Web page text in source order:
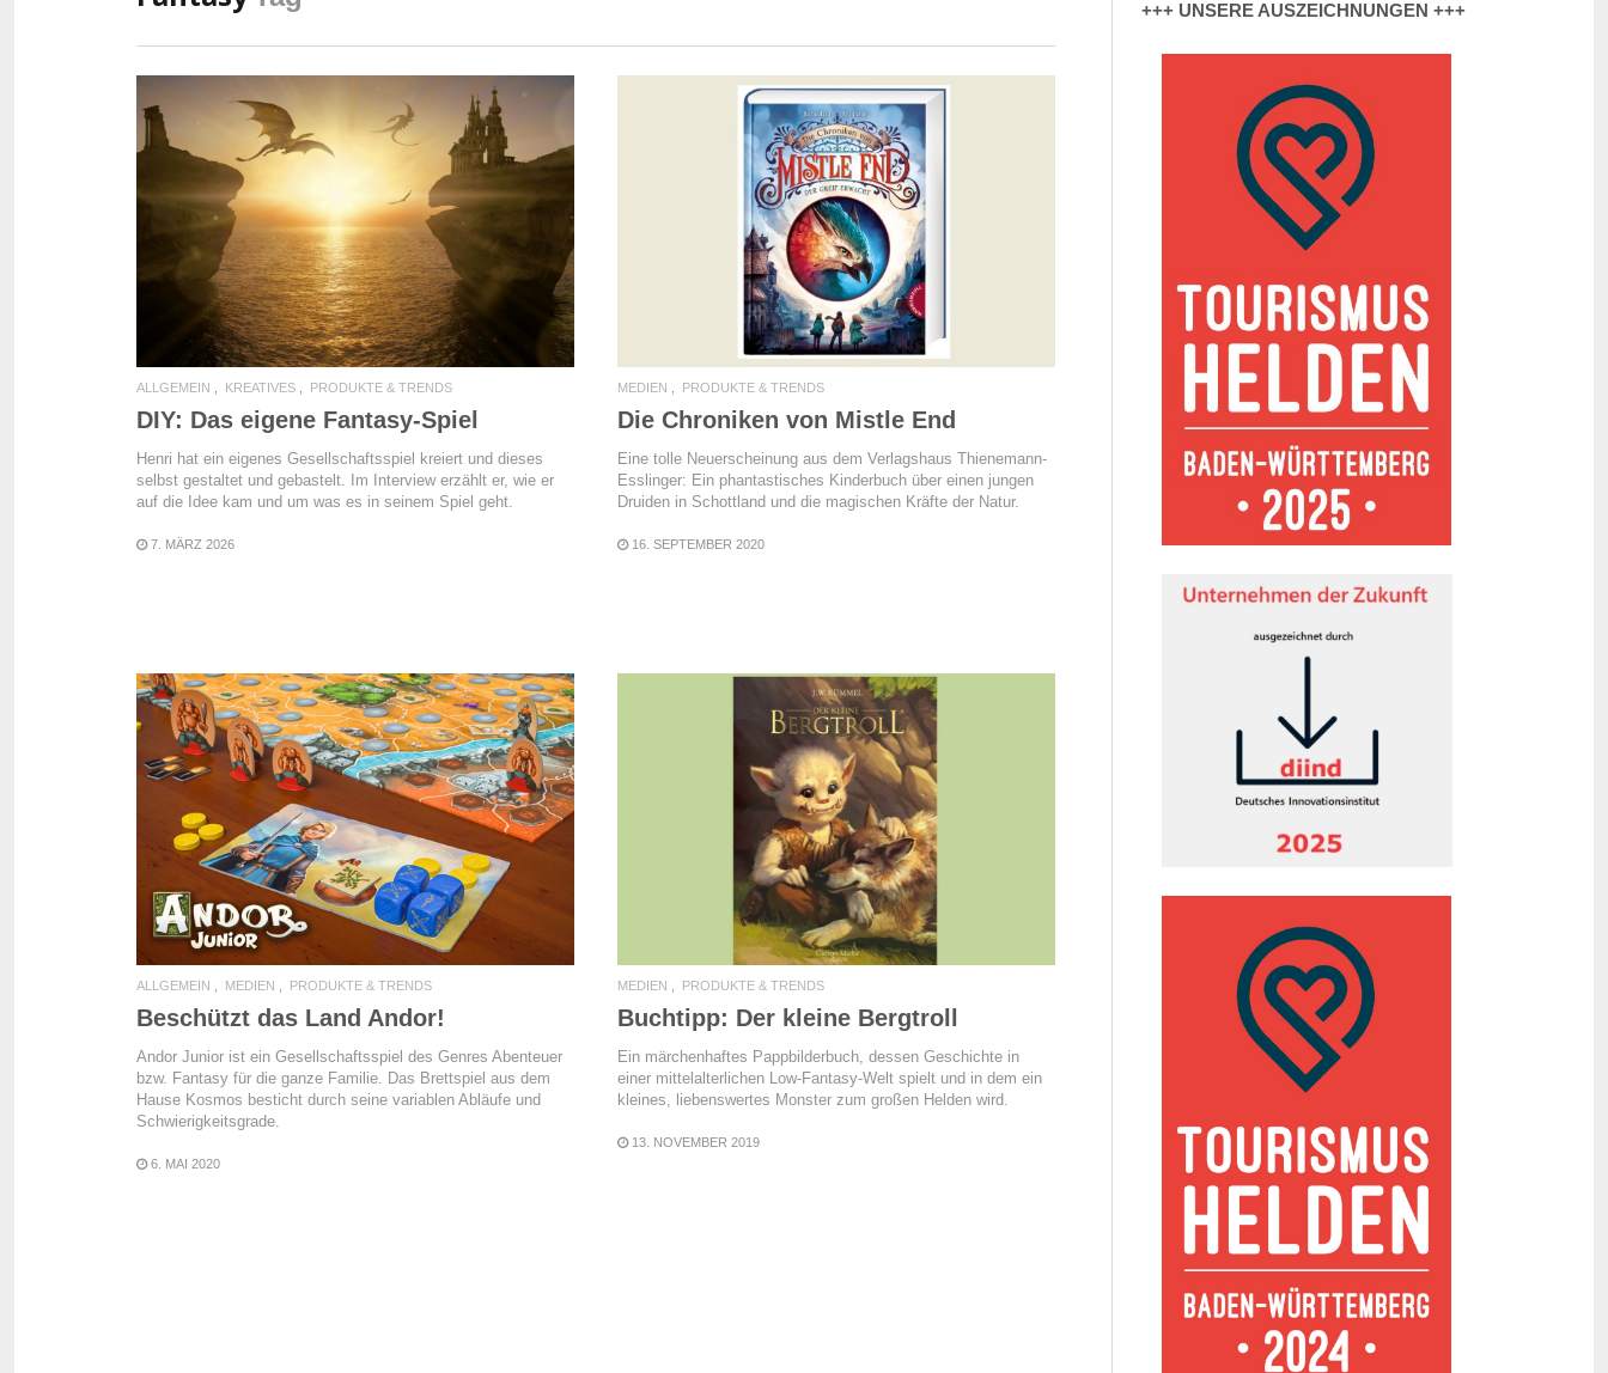
READ MORE
ALLGEMEIN KREATIVES PRODUKTE & TRENDS
DIY: Das eigene Fantasy-Spiel
Henri hat ein eigenes Gesellschaftsspiel kreiert und dieses
selbst gestaltet und gebastelt. Im Interview erzählt er, wie er
auf die Idee kam und um was es in seinem Spiel geht.
7. MÄRZ 2026
READ MORE
MEDIEN PRODUKTE & TRENDS
Die Chroniken von Mistle End
Eine tolle Neuerscheinung aus dem Verlagshaus Thienemann-
Esslinger: Ein phantastisches Kinderbuch über einen jungen
Druiden in Schottland und die magischen Kräfte der Natur.
16. SEPTEMBER 2020
READ MORE
ALLGEMEIN MEDIEN PRODUKTE & TRENDS
Beschützt das Land Andor!
Andor Junior ist ein Gesellschaftsspiel des Genres Abenteuer
bzw. Fantasy für die ganze Familie. Das Brettspiel aus dem
Hause Kosmos besticht durch seine variablen Abläufe und
Schwierigkeitsgrade.
6. MAI 2020
READ MORE
MEDIEN PRODUKTE & TRENDS
Buchtipp: Der kleine Bergtroll
Ein märchenhaftes Pappbilderbuch, dessen Geschichte in
einer mittelalterlichen Low-Fantasy-Welt spielt und in dem ein
kleines, liebenswertes Monster zum großen Helden wird.
13. NOVEMBER 2019
+++ UNSERE AUSZEICHNUNGEN +++